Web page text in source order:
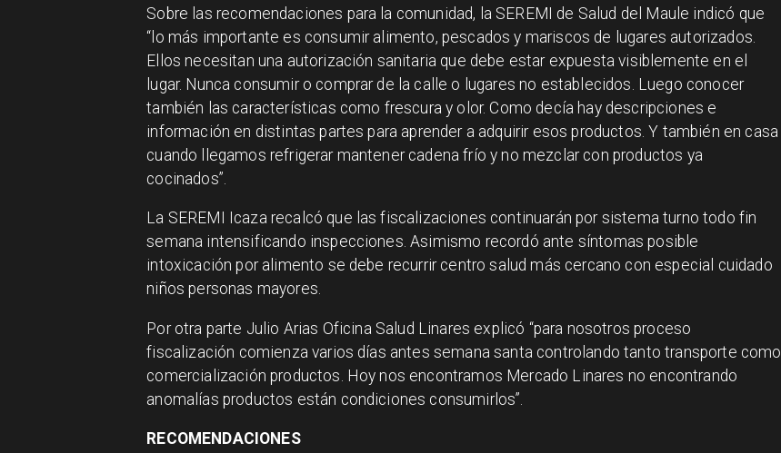
Sobre las recomendaciones para la comunidad, la SEREMI de Salud del Maule indicó que
“lo más importante es consumir alimento, pescados y mariscos de lugares autorizados.
Ellos necesitan una autorización sanitaria que debe estar expuesta visiblemente en el
lugar. Nunca consumir o comprar de la calle o lugares no establecidos. Luego conocer
también las características como frescura y olor. Como decía hay descripciones e
información en distintas partes para aprender a adquirir esos productos. Y también en casa
cuando llegamos refrigerar mantener cadena frío y no mezclar con productos ya
cocinados”.
La SEREMI Icaza recalcó que las fiscalizaciones continuarán por sistema turno todo fin
semana intensificando inspecciones. Asimismo recordó ante síntomas posible
intoxicación por alimento se debe recurrir centro salud más cercano con especial cuidado
niños personas mayores.
Por otra parte Julio Arias Oficina Salud Linares explicó “para nosotros proceso
fiscalización comienza varios días antes semana santa controlando tanto transporte como
comercialización productos. Hoy nos encontramos Mercado Linares no encontrando
anomalías productos están condiciones consumirlos”.
RECOMENDACIONES